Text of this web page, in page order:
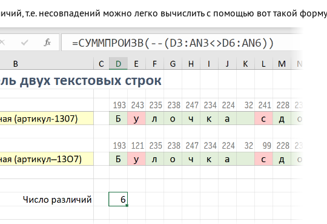
т.е. несовпадений можно легко вычислить с помощью вот такой